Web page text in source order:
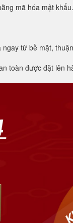
mã hóa mật khẩu.
từ bề mặt,
toàn được đặt lên